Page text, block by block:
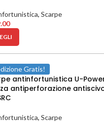
, Scarpe
Gratis!
antinfortunistica U-
antiperforazione
, Scarpe